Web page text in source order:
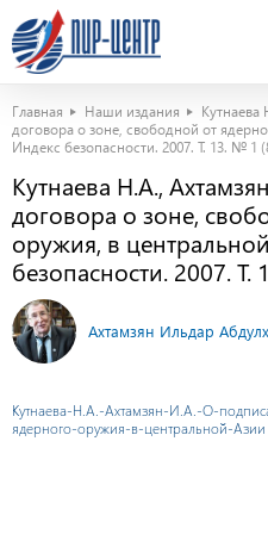
Главная Наши издания
договора о зоне, свободной от
Индекс безопасности. 2007. Т. 13. № 1
Кутнаева Н.А.,
договора о зоне,
оружия, в
безопасности. 2007.
Ахтамзян Ильдар
Кутнаева-Н.А.-Ахтамзян-И.А.-О-
ядерного-оружия-в-центральной-Азии